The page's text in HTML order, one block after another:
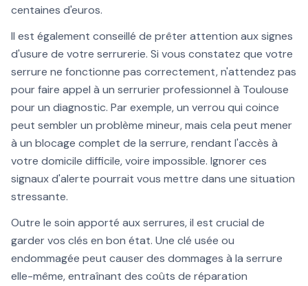
centaines d'euros.
Il est également conseillé de prêter attention aux signes
d'usure de votre serrurerie. Si vous constatez que votre
serrure ne fonctionne pas correctement, n'attendez pas
pour faire appel à un serrurier professionnel à Toulouse
pour un diagnostic. Par exemple, un verrou qui coince
peut sembler un problème mineur, mais cela peut mener
à un blocage complet de la serrure, rendant l'accès à
votre domicile difficile, voire impossible. Ignorer ces
signaux d'alerte pourrait vous mettre dans une situation
stressante.
Outre le soin apporté aux serrures, il est crucial de
garder vos clés en bon état. Une clé usée ou
endommagée peut causer des dommages à la serrure
elle-même, entraînant des coûts de réparation